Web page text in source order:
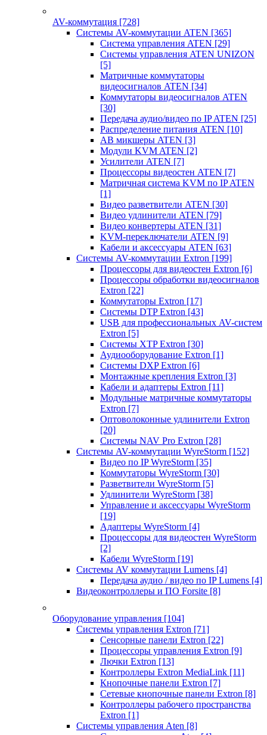
AV-коммутация [728]
Системы AV-коммутации ATEN [365]
Система управления ATEN [29]
Системы управления ATEN UNIZON
[5]
Матричные коммутаторы
видеосигналов ATEN [34]
Коммутаторы видеосигналов ATEN
[30]
Передача аудио/видео по IP ATEN [25]
Распределение питания ATEN [10]
АВ микшеры ATEN [3]
Модули KVM ATEN [2]
Усилители ATEN [7]
Процессоры видеостен ATEN [7]
Матричная система KVM по IP ATEN
[1]
Видео разветвители ATEN [30]
Видео удлинители ATEN [79]
Видео конвертеры ATEN [31]
KVM-переключатели ATEN [9]
Кабели и аксессуары ATEN [63]
Системы AV-коммутации Extron [199]
Процессоры для видеостен Extron [6]
Процессоры обработки видеосигналов
Extron [22]
Коммутаторы Extron [17]
Системы DTP Extron [43]
USB для профессиональных AV-систем
Extron [5]
Системы XTP Extron [30]
Аудиооборудование Extron [1]
Системы DXP Extron [6]
Монтажные крепления Extron [3]
Кабели и адаптеры Extron [11]
Модульные матричные коммутаторы
Extron [7]
Оптоволоконные удлинители Extron
[20]
Системы NAV Pro Extron [28]
Системы AV-коммутации WyreStorm [152]
Видео по IP WyreStorm [35]
Коммутаторы WyreStorm [30]
Разветвители WyreStorm [5]
Удлинители WyreStorm [38]
Управление и аксессуары WyreStorm
[19]
Адаптеры WyreStorm [4]
Процессоры для видеостен WyreStorm
[2]
Кабели WyreStorm [19]
Системы AV коммутации Lumens [4]
Передача аудио / видео по IP Lumens [4]
Видеоконтроллеры и ПО Forsite [8]
Оборудование управления [104]
Системы управления Extron [71]
Сенсорные панели Extron [22]
Процессоры управления Extron [9]
Лючки Extron [13]
Контроллеры Extron MediaLink [11]
Кнопочные панели Extron [7]
Сетевые кнопочные панели Extron [8]
Контроллеры рабочего пространства
Extron [1]
Системы управления Aten [8]